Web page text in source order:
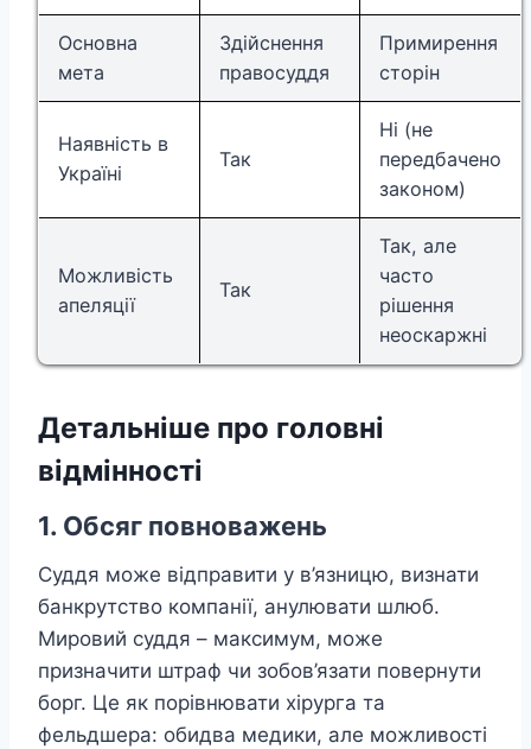
Основна
мета
Здійснення
правосуддя
Примирення
сторін
Наявність в
Україні
Так
Ні (не
передбачено
законом)
Можливість
апеляції
Так
Так, але
часто
рішення
неоскаржні
Детальніше про головні
відмінності
1. Обсяг повноважень
Суддя може відправити у в’язницю, визнати
банкрутство компанії, анулювати шлюб.
Мировий суддя – максимум, може
призначити штраф чи зобов’язати повернути
борг. Це як порівнювати хірурга та
фельдшера: обидва медики, але можливості